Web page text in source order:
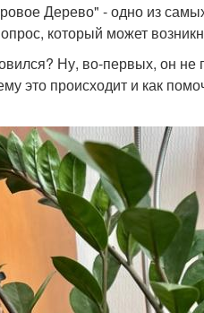
Дерево" - одно из
который может
Ну, во-первых, он не
это происходит и как